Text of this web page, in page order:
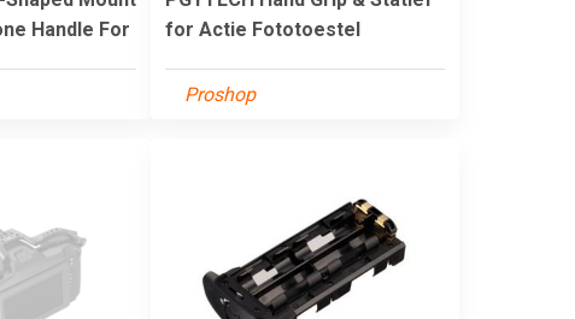
Handle For
for Actie Fototoestel
Proshop